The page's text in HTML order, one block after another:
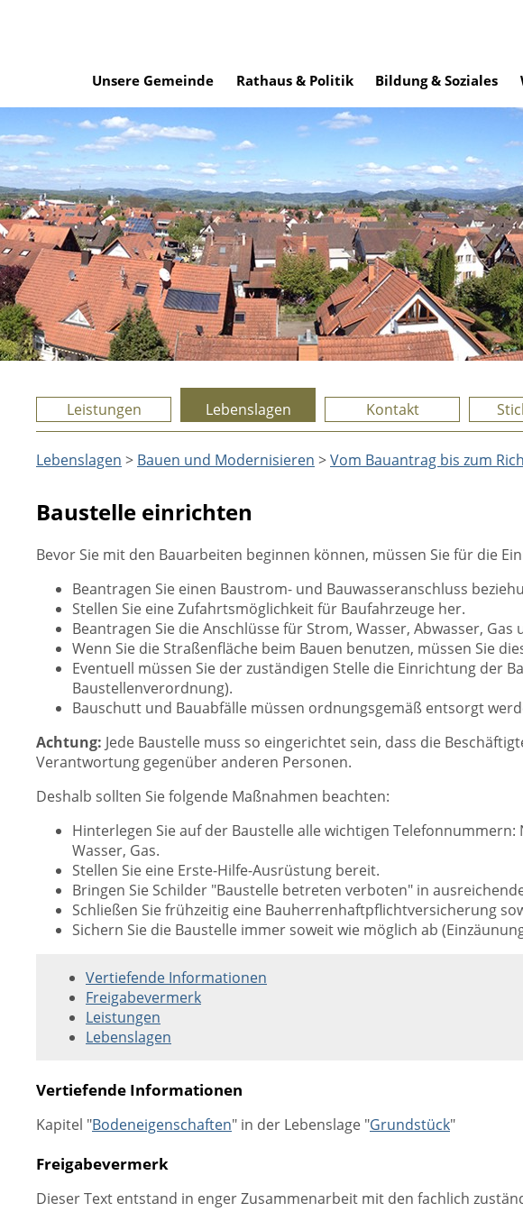
Unsere Gemeinde Rathaus & Politik Bildung & Soziales
Leistungen Lebenslagen Kontakt
Lebenslagen > Bauen und Modernisieren >Vom Bauantrag bis zum
Baustelle einrichten
Bevor Sie mit den Bauarbeiten beginnen können, müssen Sie für die
Beantragen Sie einen Baustrom- und Bauwasseranschluss
Stellen Sie eine Zufahrtsmöglichkeit für Baufahrzeuge her.
Beantragen Sie die Anschlüsse für Strom, Wasser, Abwasser,
Wenn Sie die Straßenfläche beim Bauen benutzen, müssen Sie
Eventuell müssen Sie der zuständigen Stelle die Einrichtung der
Baustellenverordnung).
Bauschutt und Bauabfälle müssen ordnungsgemäß entsorgt
Achtung: Jede Baustelle muss so eingerichtet sein, dass die
Verantwortung gegenüber anderen Personen.
Deshalb sollten Sie folgende Maßnahmen beachten:
Hinterlegen Sie auf der Baustelle alle wichtigen
Wasser, Gas.
Stellen Sie eine Erste-Hilfe-Ausrüstung bereit.
Bringen Sie Schilder "Baustelle betreten verboten" in
Schließen Sie frühzeitig eine Bauherrenhaftpflichtversicherung
Sichern Sie die Baustelle immer soweit wie möglich ab
Vertiefende Informationen
Freigabevermerk
Leistungen
Lebenslagen
Vertiefende Informationen
Kapitel "Bodeneigenschaften" in der Lebenslage "Grundstück"
Freigabevermerk
Dieser Text entstand in enger Zusammenarbeit mit den fachlich